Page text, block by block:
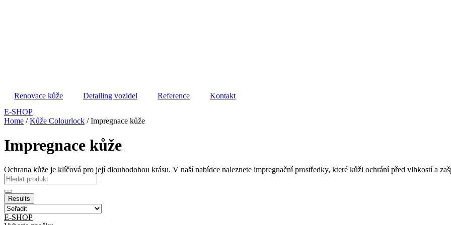
Renovace kůže Detailing vozidel Reference
Kontakt
E-SHOP
Home /Kůže Colourlock / Impregnace kůže
Impregnace kůže
Ochrana kůže je klíčová pro její dlouhodobou krásu. V naší nabídce naleznete impregnační prostředky, které kůži ochrání před vlhkostí a
Results
E-SHOP